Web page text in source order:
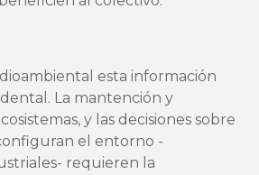
esta información
La mantención y
y las decisiones sobre
el entorno -
requieren la